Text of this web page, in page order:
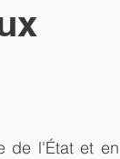
de l'État et en